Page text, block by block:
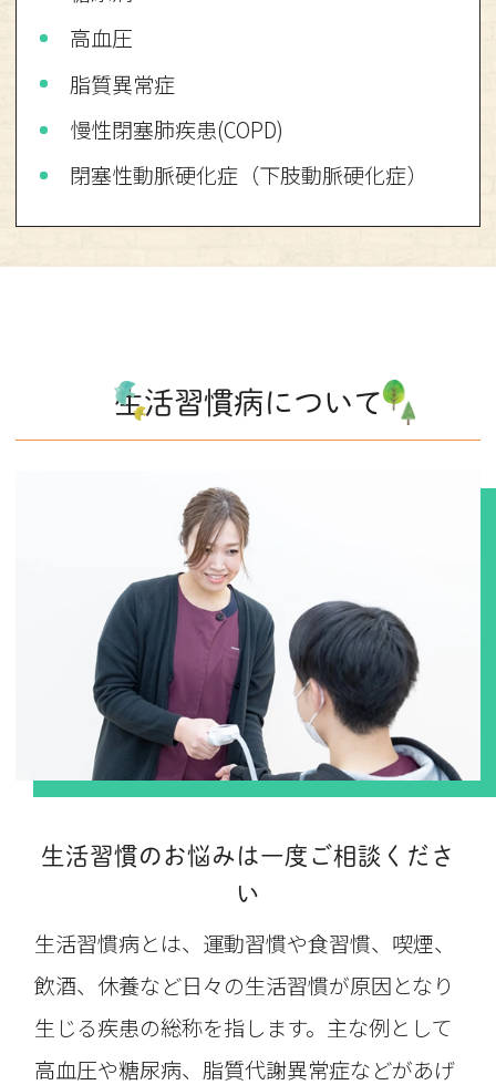
高血圧
脂質異常症
慢性閉塞肺疾患(COPD)
閉塞性動脈硬化症（下肢動脈硬化症）
生活習慣病について
生活習慣のお悩みは一度ご相談くださ
い
生活習慣病とは、運動習慣や食習慣、喫煙、
飲酒、休養など日々の生活習慣が原因となり
生じる疾患の総称を指します。主な例として
高血圧や糖尿病、脂質代謝異常症などがあげ